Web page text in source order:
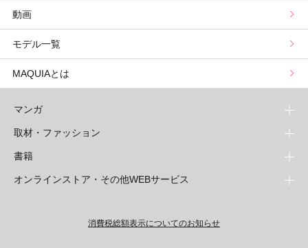
星谷菜々の美に効くスイーツ
山本舞香のBeauty Script
ムーン・リーの運を呼び寄せる香り
動画
モデル一覧
MAQUIAとは
マンガ
少年マンガ
週刊少年ジャンプ
少年ジャンプ+
青年マンガ
少年ジャンプ+
少女マンガ
ジャンプTOON
取材・ファッション
ファッション・美容
Seventeen
芸能・情報・スポーツ
書籍
文芸・文庫・総合
1日5分で、明日は変わる よみタイ yomitai
ライトノベル・ノベライズ
オンラインストア・その他WEBサービス
その他WEBサービス消費税総額表示についてのお知らせ